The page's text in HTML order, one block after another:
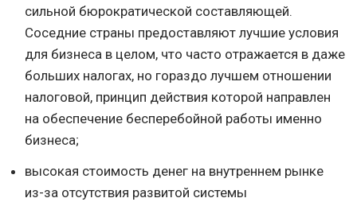
сильной бюрократической составляющей.
Соседние страны предоставляют лучшие условия
для бизнеса в целом, что часто отражается в даже
больших налогах, но гораздо лучшем отношении
налоговой, принцип действия которой направлен
на обеспечение бесперебойной работы именно
бизнеса;
высокая стоимость денег на внутреннем рынке
из-за отсутствия развитой системы